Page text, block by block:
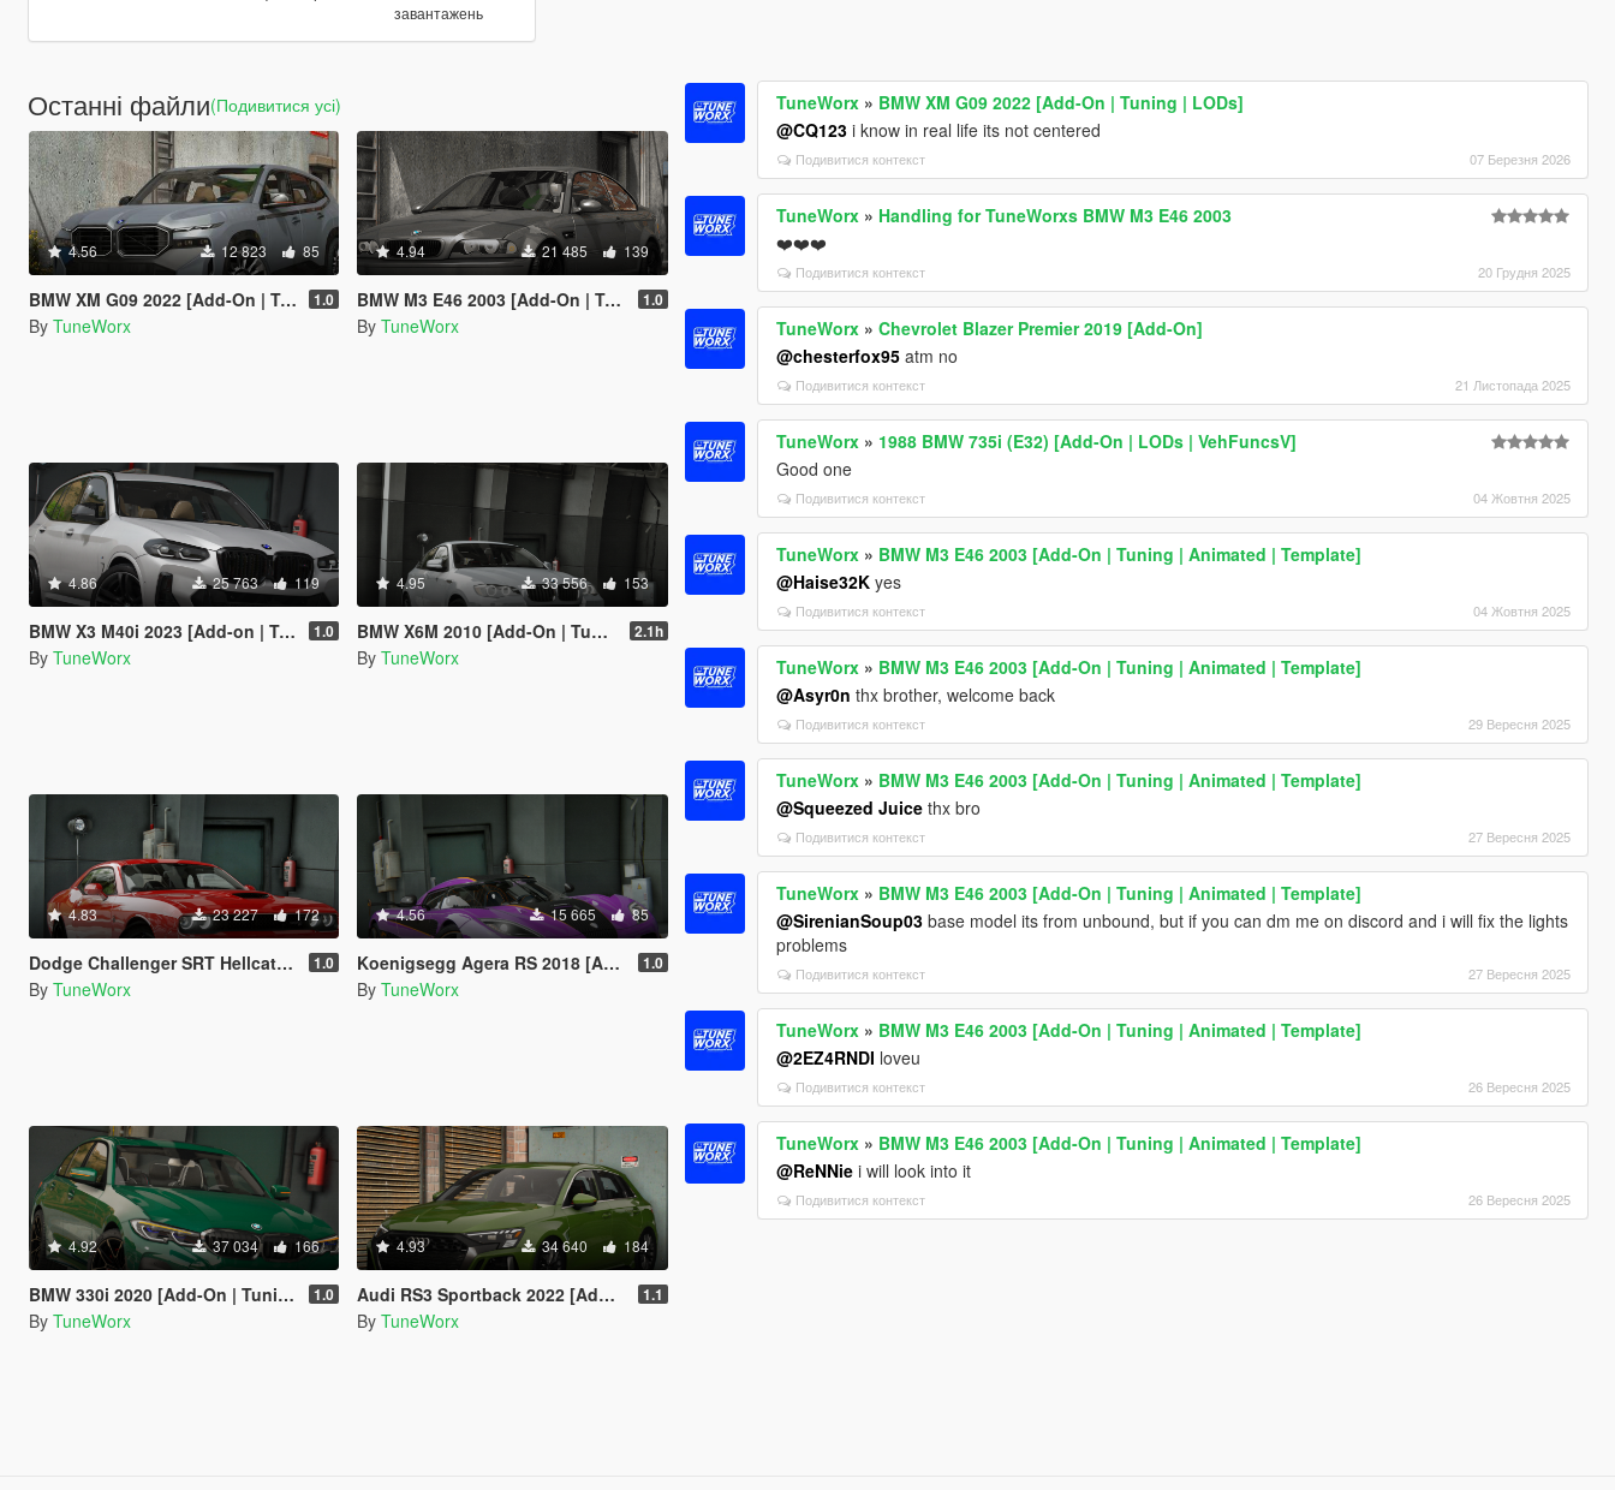
завантажень
Останні файли(Подивитися усі)
4.56 12 823 85
BMW XM G09 2022 [Add-On | Tuning | LODs] 1.0
By TuneWorx
4.94 21 485 139
BMW M3 E46 2003 [Add-On | Tuning | Animated | Template] 1.0
By TuneWorx
4.86 25 763 119
BMW X3 M40i 2023 [Add-on | Template | LODs] 1.0
By TuneWorx
4.95 33 556 153
BMW X6M 2010 [Add-On | Tuning | Template] 2.1h
By TuneWorx
4.83 23 227 172
Dodge Challenger SRT Hellcat 2018 [Add-On | Tuning | Template] 1.0
By TuneWorx
4.56 15 665 85
Koenigsegg Agera RS 2018 [Add-On | Tuning] 1.0
By TuneWorx
4.92 37 034 166
BMW 330i 2020 [Add-On | Tuning] 1.0
By TuneWorx
4.93 34 640 184
Audi RS3 Sportback 2022 [Add-On | Tuning | Template] 1.1
By TuneWorx
TuneWorx » BMW XM G09 2022 [Add-On | Tuning | LODs]
@CQ123 i know in real life its not centered
Подивитися контекст 07 Березня 2026
TuneWorx » Handling for TuneWorxs BMW M3 E46 2003
❤️❤️❤️
Подивитися контекст 20 Грудня 2025
TuneWorx »Chevrolet Blazer Premier 2019 [Add-On]
@chesterfox95 atm no
Подивитися контекст 21 Листопада 2025
TuneWorx » 1988 BMW 735i (E32) [Add-On | LODs | VehFuncsV]
Good one
Подивитися контекст 04 Жовтня 2025
TuneWorx » BMW M3 E46 2003 [Add-On | Tuning | Animated | Template]
@Haise32K yes
Подивитися контекст 04 Жовтня 2025
TuneWorx » BMW M3 E46 2003 [Add-On | Tuning | Animated | Template]
@Asyr0n thx brother, welcome back
Подивитися контекст 29 Вересня 2025
TuneWorx » BMW M3 E46 2003 [Add-On | Tuning | Animated | Template]
@Squeezed Juice thx bro
Подивитися контекст 27 Вересня 2025
TuneWorx » BMW M3 E46 2003 [Add-On | Tuning | Animated | Template]
@SirenianSoup03 base model its from unbound, but if you can dm me on discord and i will fix the lights
problems
Подивитися контекст 27 Вересня 2025
TuneWorx » BMW M3 E46 2003 [Add-On | Tuning | Animated | Template]
@2EZ4RNDI loveu
Подивитися контекст 26 Вересня 2025
TuneWorx » BMW M3 E46 2003 [Add-On | Tuning | Animated | Template]
@ReNNie i will look into it
Подивитися контекст 26 Вересня 2025